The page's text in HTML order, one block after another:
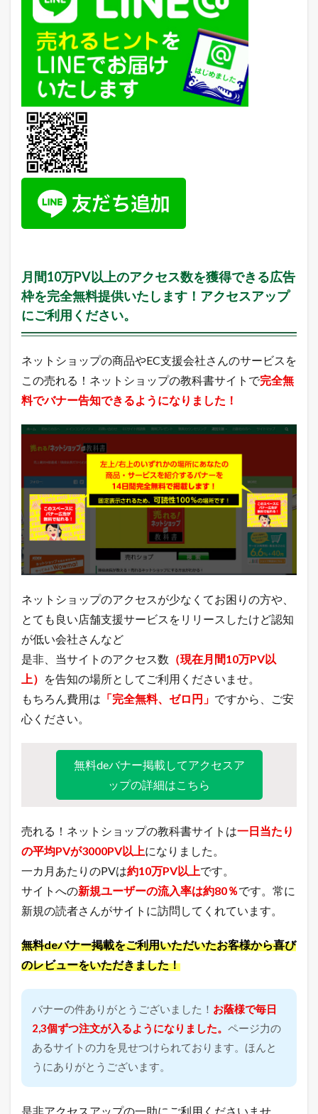
3.2
ヤ
フ
ー
ッ
ン
グ
売
れ
筋
ラ
ン
キ
ン
グ
m
a
z
o
n
れ
筋
ラ
ン
キ
グ
3.4
h
o
o
!
検
索
ワ
ド
ラ
ン
ン
3.5
店
長
の
や
き
月間10万PV以上のアクセス数を獲得できる広告
枠を完全無料提供いたします！アクセスアップ
にご利用ください。
ネットショップの商品やEC支援会社さんのサービスを
この売れる！ネットショップの教科書サイトで完全無
料でバナー告知できるようになりました！
ネットショップのアクセスが少なくてお困りの方や、
とても良い店舗支援サービスをリリースしたけど認知
が低い会社さんなど
是非、当サイトのアクセス数 （現在月間10万PV以
上） を告知の場所としてご利用くださいませ。
もちろん費用は 「完全無料、ゼロ円」 ですから、ご安
心ください。
無料deバナー掲載してアクセスア
ップの詳細はこちら
売れる！ネットショップの教科書サイトは一日当たり
の平均PVが3000PV以上になりました。
一カ月あたりのPVは約10万PV以上です。
サイトへの新規ユーザーの流入率は約80％です。常に
新規の読者さんがサイトに訪問してくれています。
無料deバナー掲載をご利用いただいたお客様から喜び
のレビューをいただきました！
バナーの件ありがとうございました！ お蔭様で毎日
2,3個ずつ注文が入るようになりました。ページ力の
あるサイトの力を見せつけられております。ほんと
うにありがとうございます。
是非アクセスアップの一助にご利用くださいませ。